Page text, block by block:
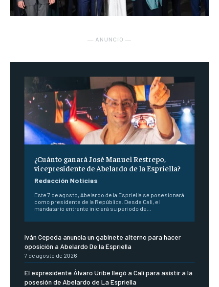
― ANUNCIO ―
¿Cuánto ganará José Manuel Restrepo,
vicepresidente de Abelardo de la Espriella?
Redacción Noticias
Este 7 de agosto, Abelardo de la Espriella se posesionará
como presidente de la República. Desde Cali, el
mandatario entrante iniciará su periodo de...
Iván Cepeda anuncia un gabinete alterno para hacer
oposición a Abelardo De la Espriella
7 de agosto de 2026
El expresidente Álvaro Uribe llegó a Cali para asistir a la
posesión de Abelardo de La Espriella